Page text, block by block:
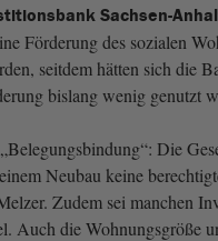
Sachsen-
Förderung des sozialen
seitdem hätten sich die
bislang wenig genutzt
Die
Neubau keine
Zudem sei manchen
Auch die Wohnungsgröße